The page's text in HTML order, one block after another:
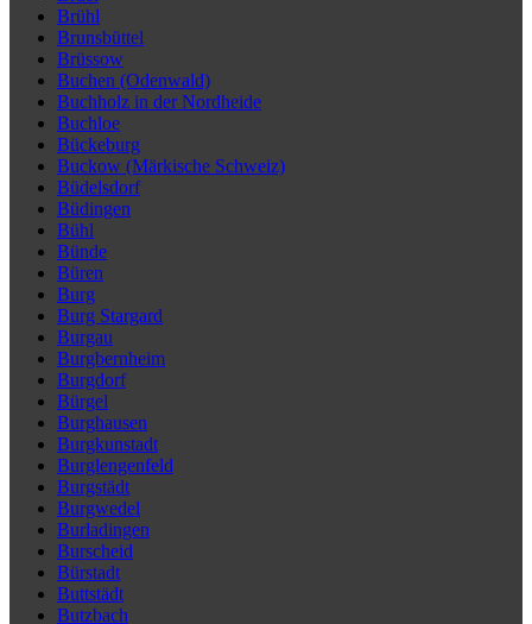
Brühl
Brunsbüttel
Brüssow
Buchen (Odenwald)
Buchholz in der Nordheide
Buchloe
Bückeburg
Buckow (Märkische Schweiz)
Büdelsdorf
Büdingen
Bühl
Bünde
Büren
Burg
Burg Stargard
Burgau
Burgbernheim
Burgdorf
Bürgel
Burghausen
Burgkunstadt
Burglengenfeld
Burgstädt
Burgwedel
Burladingen
Burscheid
Bürstadt
Buttstädt
Butzbach